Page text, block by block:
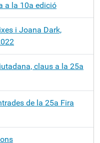
a la 10a edició
i Joana Dark,
claus a la 25a
de la 25a Fira